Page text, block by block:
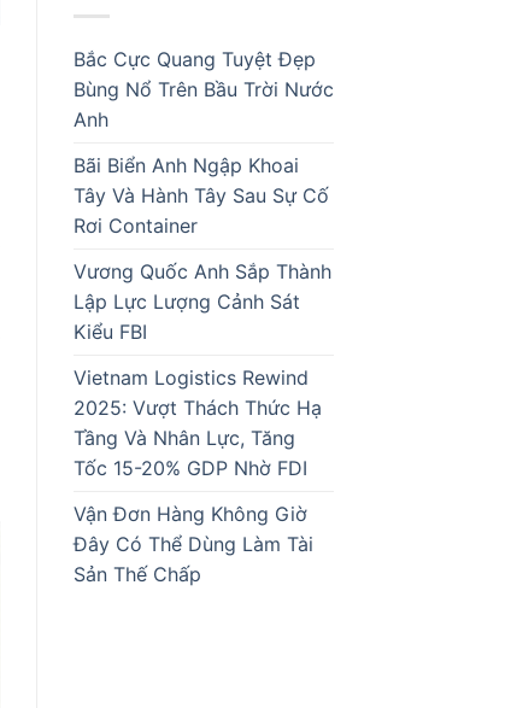
Bắc Cực Quang Tuyệt Đẹp
Bùng Nổ Trên Bầu Trời Nước
Anh
Bãi Biển Anh Ngập Khoai
Tây Và Hành Tây Sau Sự Cố
Rơi Container
Vương Quốc Anh Sắp Thành
Lập Lực Lượng Cảnh Sát
Kiểu FBI
Vietnam Logistics Rewind
2025: Vượt Thách Thức Hạ
Tầng Và Nhân Lực, Tăng
Tốc 15-20% GDP Nhờ FDI
Vận Đơn Hàng Không Giờ
Đây Có Thể Dùng Làm Tài
Sản Thế Chấp